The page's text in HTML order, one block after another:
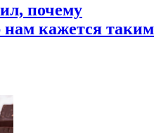
почему
кажется таким